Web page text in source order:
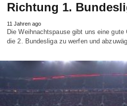
Richtung 1.
11 Jahren ago
Die Weihnachtspause gibt uns eine
die 2. Bundesliga zu werfen und